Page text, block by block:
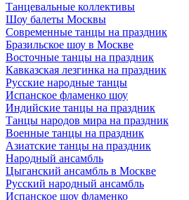
Танцевальные коллективы
Шоу балеты Москвы
Современные танцы на праздник
Бразильское шоу в Москве
Восточные танцы на праздник
Кавказская лезгинка на праздник
Русские народные танцы
Испанское фламенко шоу
Индийские танцы на праздник
Танцы народов мира на праздник
Военные танцы на праздник
Азиатские танцы на праздник
Народный ансамбль
Цыганский ансамбль в Москве
Русский народный ансамбль
Испанское шоу фламенко